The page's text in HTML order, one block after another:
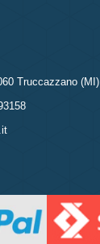
Truccazzano (MI)